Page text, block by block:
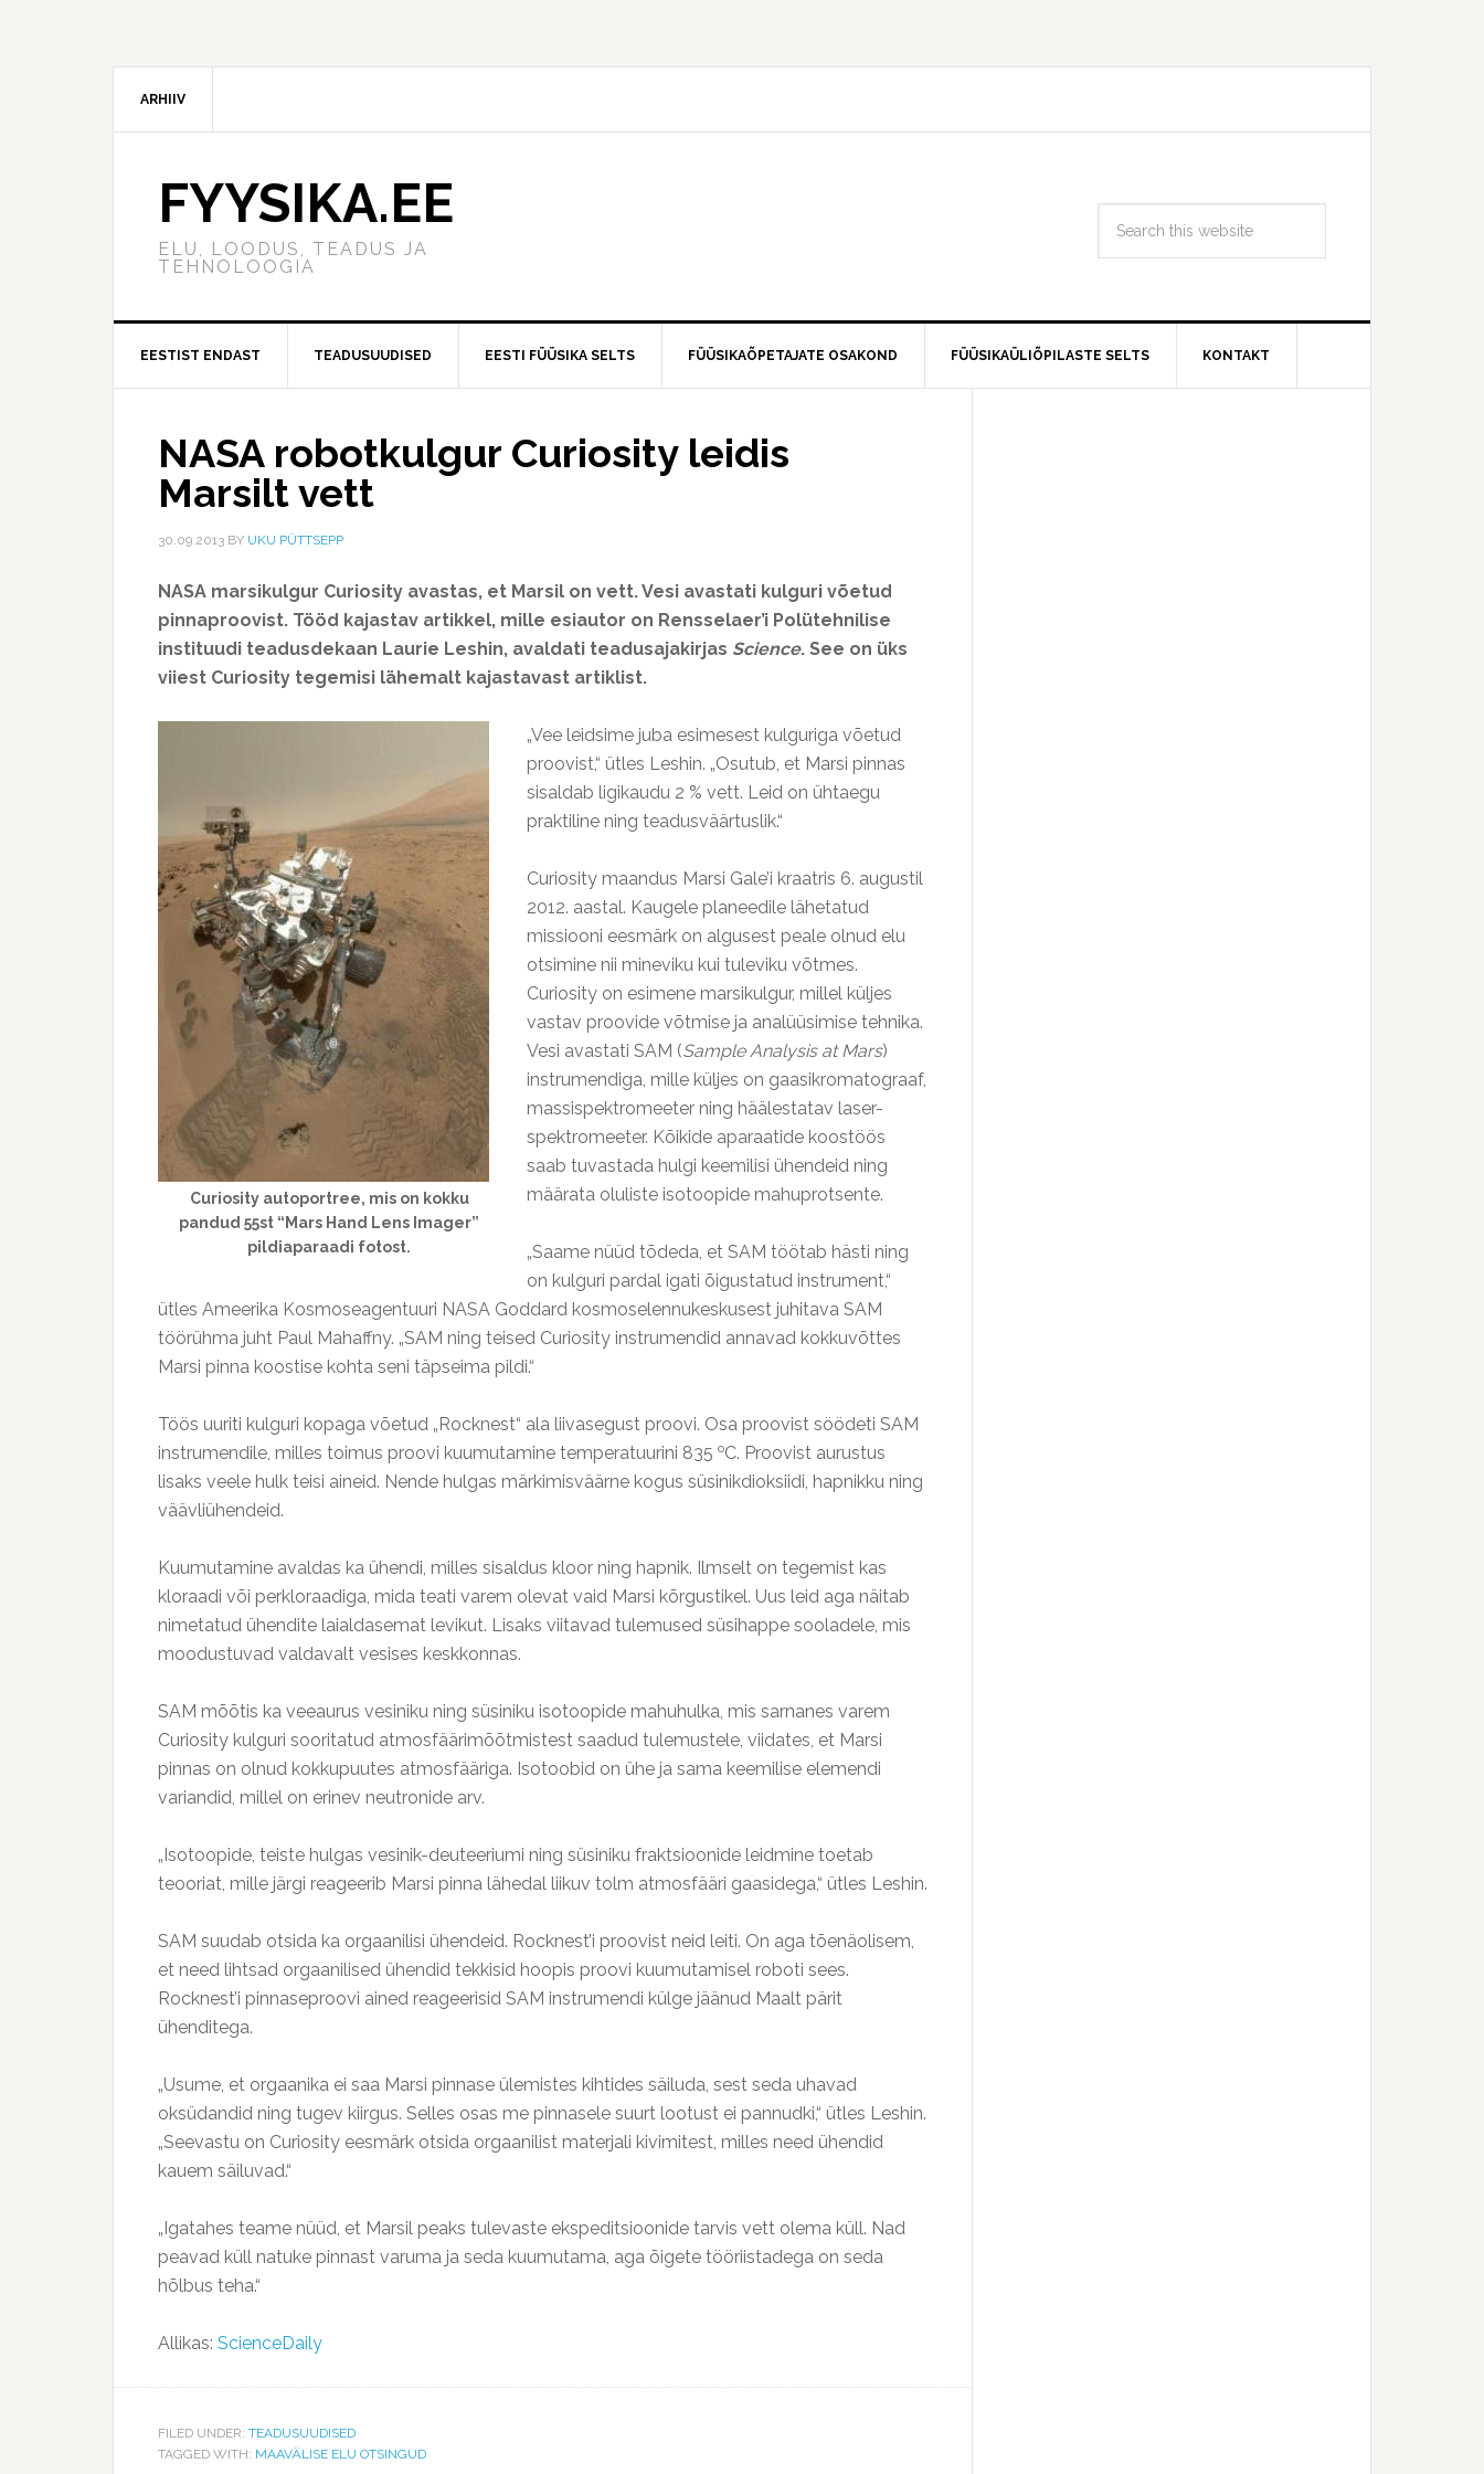
ARHIIV
FYYSIKA.EE
ELU, LOODUS, TEADUS JA
TEHNOLOOGIA
EESTIST ENDAST TEADUSUUDISED EESTI FÜÜSIKA SELTS FÜÜSIKAÕPETAJATE OSAKOND FÜÜSIKAÜLIÕPILASTE SELTS KONTAKT
NASA robotkulgur Curiosity leidis
Marsilt vett
30.09.2013 BY UKU PÜTTSEPP
NASA marsikulgur Curiosity avastas, et Marsil on vett. Vesi avastati kulguri võetud
pinnaproovist. Tööd kajastav artikkel, mille esiautor on Rensselaer’i Polütehnilise
instituudi teadusdekaan Laurie Leshin, avaldati teadusajakirjas Science. See on üks
viiest Curiosity tegemisi lähemalt kajastavast artiklist.
Curiosity autoportree, mis on kokku
pandud 55st “Mars Hand Lens Imager”
pildiaparaadi fotost.
„Vee leidsime juba esimesest kulguriga võetud
proovist,“ ütles Leshin. „Osutub, et Marsi pinnas
sisaldab ligikaudu 2 % vett. Leid on ühtaegu
praktiline ning teadusväärtuslik.“
Curiosity maandus Marsi Gale’i kraatris 6. augustil
2012. aastal. Kaugele planeedile lähetatud
missiooni eesmärk on algusest peale olnud elu
otsimine nii mineviku kui tuleviku võtmes.
Curiosity on esimene marsikulgur, millel küljes
vastav proovide võtmise ja analüüsimise tehnika.
Vesi avastati SAM (Sample Analysis at Mars)
instrumendiga, mille küljes on gaasikromatograaf,
massispektromeeter ning häälestatav laser-
spektromeeter. Kõikide aparaatide koostöös
saab tuvastada hulgi keemilisi ühendeid ning
määrata oluliste isotoopide mahuprotsente.
„Saame nüüd tõdeda, et SAM töötab hästi ning
on kulguri pardal igati õigustatud instrument,“
ütles Ameerika Kosmoseagentuuri NASA Goddard kosmoselennukeskusest juhitava SAM
töörühma juht Paul Mahaffny. „SAM ning teised Curiosity instrumendid annavad kokkuvõttes
Marsi pinna koostise kohta seni täpseima pildi.“
Töös uuriti kulguri kopaga võetud „Rocknest“ ala liivasegust proovi. Osa proovist söödeti SAM
instrumendile, milles toimus proovi kuumutamine temperatuurini 835 oC. Proovist aurustus
lisaks veele hulk teisi aineid. Nende hulgas märkimisväärne kogus süsinikdioksiidi, hapnikku ning
väävliühendeid.
Kuumutamine avaldas ka ühendi, milles sisaldus kloor ning hapnik. Ilmselt on tegemist kas
kloraadi või perkloraadiga, mida teati varem olevat vaid Marsi kõrgustikel. Uus leid aga näitab
nimetatud ühendite laialdasemat levikut. Lisaks viitavad tulemused süsihappe sooladele, mis
moodustuvad valdavalt vesises keskkonnas.
SAM mõõtis ka veeaurus vesiniku ning süsiniku isotoopide mahuhulka, mis sarnanes varem
Curiosity kulguri sooritatud atmosfäärimõõtmistest saadud tulemustele, viidates, et Marsi
pinnas on olnud kokkupuutes atmosfääriga. Isotoobid on ühe ja sama keemilise elemendi
variandid, millel on erinev neutronide arv.
„Isotoopide, teiste hulgas vesinik-deuteeriumi ning süsiniku fraktsioonide leidmine toetab
teooriat, mille järgi reageerib Marsi pinna lähedal liikuv tolm atmosfääri gaasidega,“ ütles Leshin.
SAM suudab otsida ka orgaanilisi ühendeid. Rocknest’i proovist neid leiti. On aga tõenäolisem,
et need lihtsad orgaanilised ühendid tekkisid hoopis proovi kuumutamisel roboti sees.
Rocknest’i pinnaseproovi ained reageerisid SAM instrumendi külge jäänud Maalt pärit
ühenditega.
„Usume, et orgaanika ei saa Marsi pinnase ülemistes kihtides säiluda, sest seda uhavad
oksüdandid ning tugev kiirgus. Selles osas me pinnasele suurt lootust ei pannudki,“ ütles Leshin.
„Seevastu on Curiosity eesmärk otsida orgaanilist materjali kivimitest, milles need ühendid
kauem säiluvad.“
„Igatahes teame nüüd, et Marsil peaks tulevaste ekspeditsioonide tarvis vett olema küll. Nad
peavad küll natuke pinnast varuma ja seda kuumutama, aga õigete tööriistadega on seda
hõlbus teha.“
Allikas: ScienceDaily
FILED UNDER: TEADUSUUDISED
TAGGED WITH: MAAVÄLISE ELU OTSINGUD